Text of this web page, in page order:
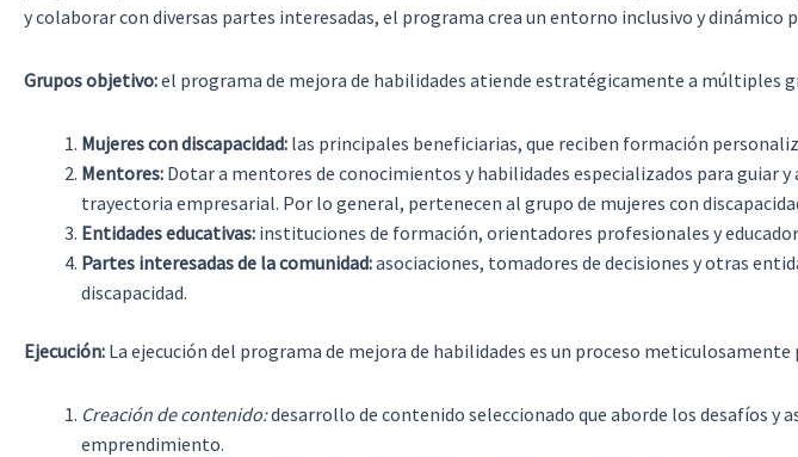
y colaborar con diversas partes interesadas, el programa crea un entorno inclusivo y
Grupos objetivo:el programa de mejora de habilidades atiende estratégicamente a múltiples
Mujeres con discapacidad: las principales beneficiarias, que reciben formación
Mentores: Dotar a mentores de conocimientos y habilidades especializados para guiar
trayectoria empresarial. Por lo general, pertenecen al grupo de mujeres con
Entidades educativas: instituciones de formación, orientadores profesionales y
Partes interesadas de la comunidad:asociaciones, tomadores de decisiones y otras
discapacidad.
Ejecución: La ejecución del programa de mejora de habilidades es un proceso meticulosamente
Creación de contenido:desarrollo de contenido seleccionado que aborde los desafíos y
emprendimiento.